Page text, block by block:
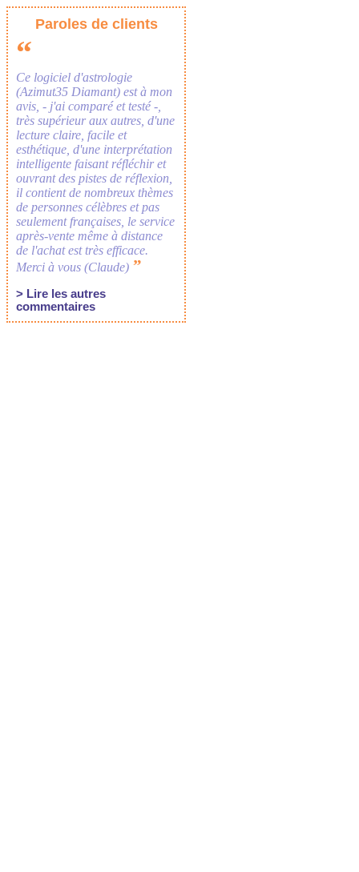
Paroles de clients
“
Ce logiciel d'astrologie
(Azimut35 Diamant) est à mon
avis, - j'ai comparé et testé -,
très supérieur aux autres, d'une
lecture claire, facile et
esthétique, d'une interprétation
intelligente faisant réfléchir et
ouvrant des pistes de réflexion,
il contient de nombreux thèmes
de personnes célèbres et pas
seulement françaises, le service
après-vente même à distance
de l'achat est très efficace.
Merci à vous (Claude) ”
> Lire les autres
commentaires